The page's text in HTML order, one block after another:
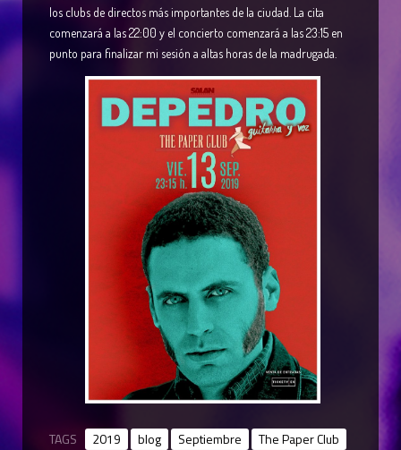
los clubs de directos más importantes de la ciudad. La cita
comenzará a las 22:00 y el concierto comenzará a las 23:15 en
punto para finalizar mi sesión a altas horas de la madrugada.
TAGS 2019 blog Septiembre
The Paper Club